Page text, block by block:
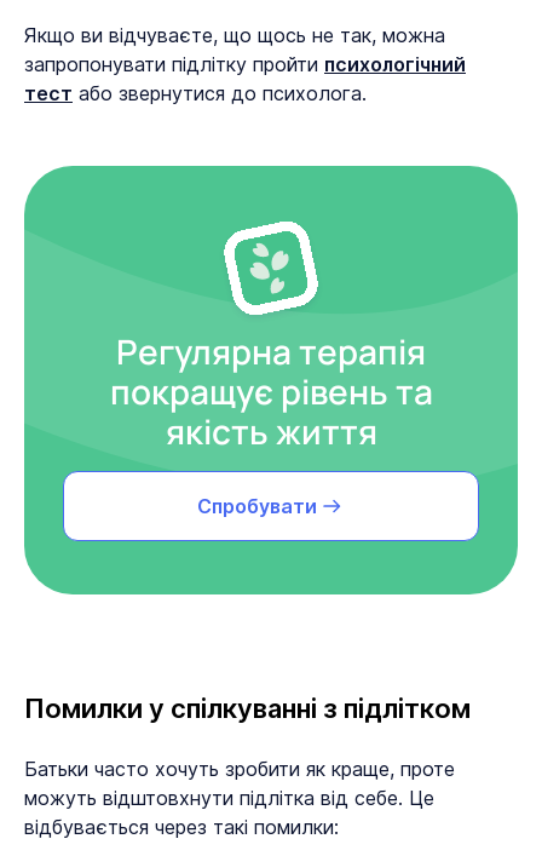
Якщо ви відчуваєте, що щось не так, можна
запропонувати підлітку пройти психологічний
тест або звернутися до психолога.
Регулярна терапія
покращує рівень та
якість життя
Спробувати
Помилки у спілкуванні з підлітком
Батьки часто хочуть зробити як краще, проте
можуть відштовхнути підлітка від себе. Це
відбувається через такі помилки: